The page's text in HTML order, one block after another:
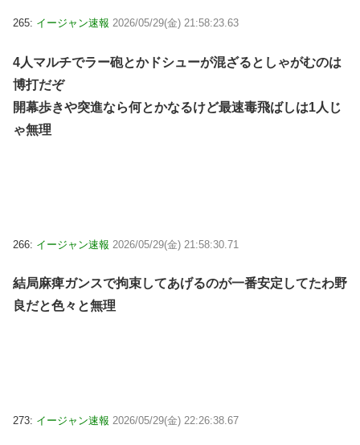
265: イージャン速報 2026/05/29(金) 21:58:23.63
4人マルチでラー砲とかドシューが混ざるとしゃがむのは
博打だぞ
開幕歩きや突進なら何とかなるけど最速毒飛ばしは1人じ
ゃ無理
266: イージャン速報 2026/05/29(金) 21:58:30.71
結局麻痺ガンスで拘束してあげるのが一番安定してたわ野
良だと色々と無理
273: イージャン速報 2026/05/29(金) 22:26:38.67